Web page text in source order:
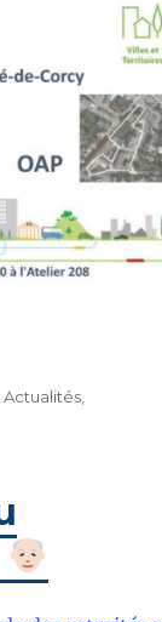
Catégories
Actualités,